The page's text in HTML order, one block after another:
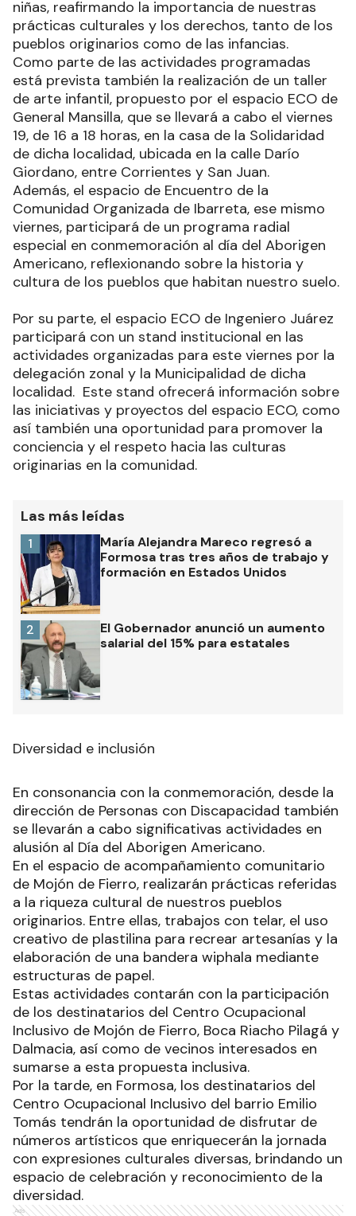
niñas, reafirmando la importancia de nuestras
prácticas culturales y los derechos, tanto de los
pueblos originarios como de las infancias.
Como parte de las actividades programadas
está prevista también la realización de un taller
de arte infantil, propuesto por el espacio ECO de
General Mansilla, que se llevará a cabo el viernes
19, de 16 a 18 horas, en la casa de la Solidaridad
de dicha localidad, ubicada en la calle Darío
Giordano, entre Corrientes y San Juan.
Además, el espacio de Encuentro de la
Comunidad Organizada de Ibarreta, ese mismo
viernes, participará de un programa radial
especial en conmemoración al día del Aborigen
Americano, reflexionando sobre la historia y
cultura de los pueblos que habitan nuestro suelo.
Por su parte, el espacio ECO de Ingeniero Juárez
participará con un stand institucional en las
actividades organizadas para este viernes por la
delegación zonal y la Municipalidad de dicha
localidad. Este stand ofrecerá información sobre
las iniciativas y proyectos del espacio ECO, como
así también una oportunidad para promover la
conciencia y el respeto hacia las culturas
originarias en la comunidad.
Las más leídas
María Alejandra Mareco regresó a
Formosa tras tres años de trabajo y
formación en Estados Unidos
1
El Gobernador anunció un aumento
salarial del 15% para estatales
2
Diversidad e inclusión
En consonancia con la conmemoración, desde la
dirección de Personas con Discapacidad también
se llevarán a cabo significativas actividades en
alusión al Día del Aborigen Americano.
En el espacio de acompañamiento comunitario
de Mojón de Fierro, realizarán prácticas referidas
a la riqueza cultural de nuestros pueblos
originarios. Entre ellas, trabajos con telar, el uso
creativo de plastilina para recrear artesanías y la
elaboración de una bandera wiphala mediante
estructuras de papel.
Estas actividades contarán con la participación
de los destinatarios del Centro Ocupacional
Inclusivo de Mojón de Fierro, Boca Riacho Pilagá y
Dalmacia, así como de vecinos interesados en
sumarse a esta propuesta inclusiva.
Por la tarde, en Formosa, los destinatarios del
Centro Ocupacional Inclusivo del barrio Emilio
Tomás tendrán la oportunidad de disfrutar de
números artísticos que enriquecerán la jornada
con expresiones culturales diversas, brindando un
espacio de celebración y reconocimiento de la
diversidad.
Ads